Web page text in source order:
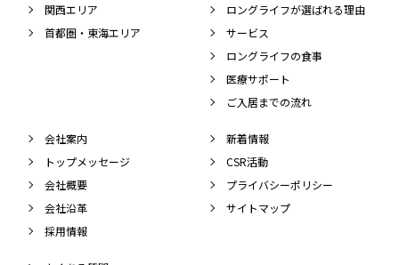
関西エリア
首都圏・東海エリア
ロングライフが選ばれる理由
サービス
ロングライフの食事
医療サポート
ご入居までの流れ
会社案内
トップメッセージ
会社概要
会社沿革
採用情報
新着情報
CSR活動
プライバシーポリシー
サイトマップ